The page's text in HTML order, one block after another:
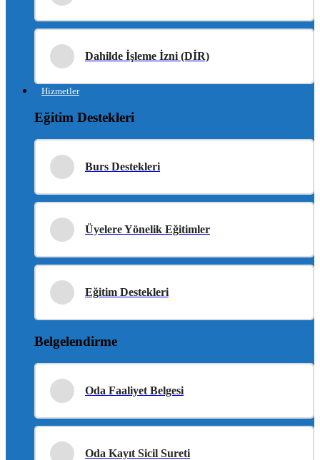
Dahilde İşleme İzni (DİR)
Hizmetler
Eğitim Destekleri
Burs Destekleri
Üyelere Yönelik Eğitimler
Eğitim Destekleri
Belgelendirme
Oda Faaliyet Belgesi
Oda Kayıt Sicil Sureti